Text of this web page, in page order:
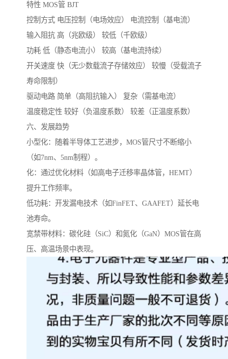
特性 MOS管 BJT
控制方式 电压控制（电场效应） 电流控制（基电流）
输入阻抗 高（兆欧级） 较低（千欧级）
功耗 低（静态电流小） 较高（基电流持续）
开关速度 快（无少数载流子存储效应） 较慢（受载流子
寿命限制）
驱动电路 简单（高阻抗输入） 复杂（需基电流）
温度稳定性 较好（负温度系数） 较差（正温度系数）
六、发展趋势
小型化：随着半导体工艺进步，MOS管尺寸不断缩小
（如7nm、5nm制程）。
化：通过优化材料（如高电子迁移率晶体管，HEMT）
提升工作频率。
低功耗：开发漏电技术（如FinFET、GAAFET）延长电
池寿命。
宽禁带材料：碳化硅（SiC）和氮化（GaN）MOS管在高
压、高温场景中表现。